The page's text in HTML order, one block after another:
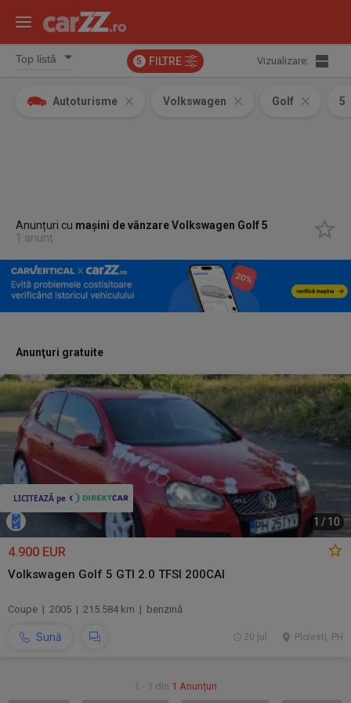
5 FILTRE Vizualizare:
Autoturisme Volkswagen Golf 5
Anunțuri cu mașini de vânzare Volkswagen Golf 5
1 anunț
Anunţuri gratuite
1 / 10
4.900 EUR
Volkswagen Golf 5 GTI 2.0 TFSI 200CAI
Coupe | 2005 | 215.584 km | benzină
Sună Ploiesti, PH
20 jul.
1 - 1 din 1 Anunțuri